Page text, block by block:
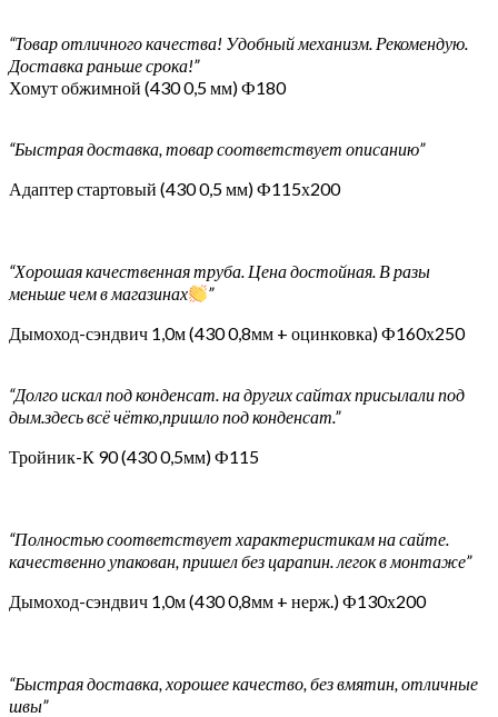
“Товар отличного качества! Удобный механизм. Рекомендую.
Доставка раньше срока!”
Хомут обжимной (430 0,5 мм) Ф180
“Быстрая доставка, товар соответствует описанию”
Адаптер стартовый (430 0,5 мм) Ф115х200
“Хорошая качественная труба. Цена достойная. В разы
меньше чем в магазинах
”
Дымоход-сэндвич 1,0м (430 0,8мм + оцинковка) Ф160х250
“Долго искал под конденсат. на других сайтах присылали под
дым.здесь всё чётко,пришло под конденсат.”
Тройник-К 90 (430 0,5мм) Ф115
“Полностью соответствует характеристикам на сайте.
качественно упакован, пришел без царапин. легок в монтаже”
Дымоход-сэндвич 1,0м (430 0,8мм + нерж.) Ф130х200
“Быстрая доставка, хорошее качество, без вмятин, отличные
швы”